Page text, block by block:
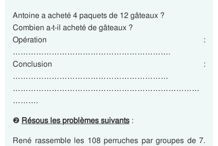
Antoine a acheté 4 paquets de 12 gâteaux ?
Combien a-t-il acheté de gâteaux ?
Opération :
…………………………………………………….
Conclusion :
……………………………………………………
………………………………………………………………
……….
❷ Résous les problèmes suivants :
René rassemble les 108 perruches par groupes de 7.